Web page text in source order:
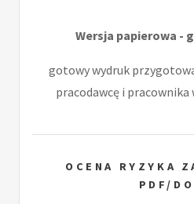
Wersja papierowa -
gotowy wydruk
pracodawcę i
OCENA RYZYKA
PDF/